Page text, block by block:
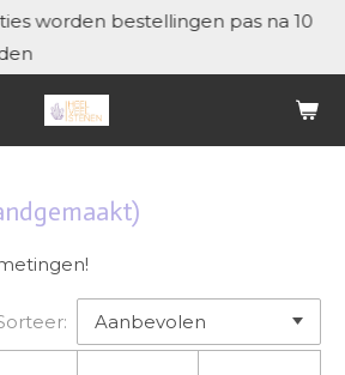
worden bestellingen pas na 10